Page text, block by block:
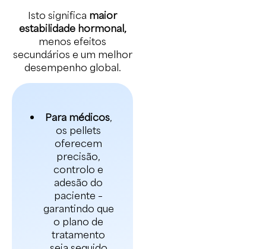
Isto significa maior
estabilidade hormonal,
menos efeitos
secundários e um melhor
desempenho global.
Para médicos,
os pellets
oferecem
precisão,
controlo e
adesão do
paciente –
garantindo que
o plano de
tratamento